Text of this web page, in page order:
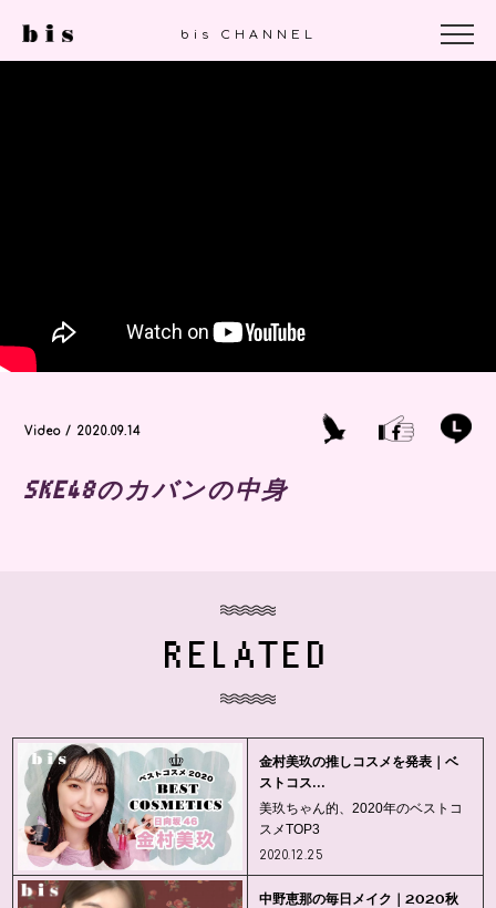
bis CHANNEL
Video / 2020.09.14
SKE48のカバンの中身
RELATED
金村美玖の推しコスメを発表｜ベ
ストコス...
美玖ちゃん的、2020年のベストコ
スメTOP3
2020.12.25
中野恵那の毎日メイク｜2020秋